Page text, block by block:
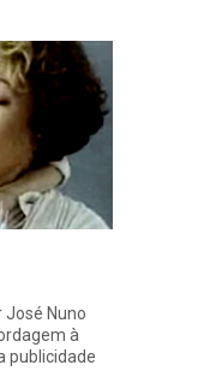
Nuno
à
publicidade